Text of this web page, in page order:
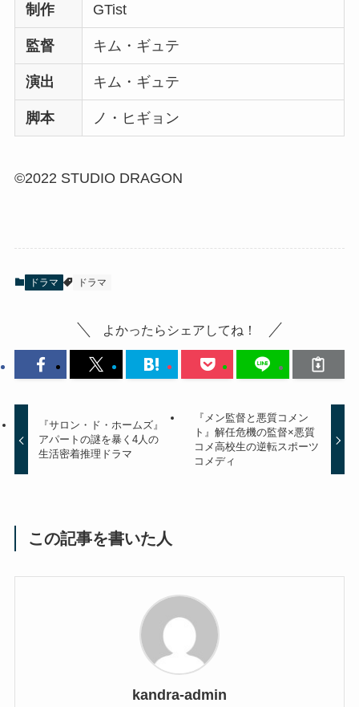
制作 GTist
監督 キム・ギュテ
演出 キム・ギュテ
脚本 ノ・ヒギョン
©2022 STUDIO DRAGON
ドラマ ドラマ
よかったらシェアしてね！
『サロン・ド・ホームズ』
アパートの謎を暴く4人の
生活密着推理ドラマ
『メン監督と悪質コメン
ト』解任危機の監督×悪質
コメ高校生の逆転スポーツ
コメディ
この記事を書いた人
kandra-admin